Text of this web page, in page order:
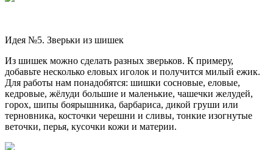
Идея №5. Зверьки из шишек
Из шишек можно сделать разных зверьков. К примеру,
добавьте несколько еловых иголок и получится милый ежик.
Для работы нам понадобятся: шишки сосновые, еловые,
кедровые, жёлуди большие и маленькие, чашечки желудей,
горох, шипы боярышника, барбариса, дикой груши или
терновника, косточки черешни и сливы, тонкие изогнутые
веточки, перья, кусочки кожи и материи.